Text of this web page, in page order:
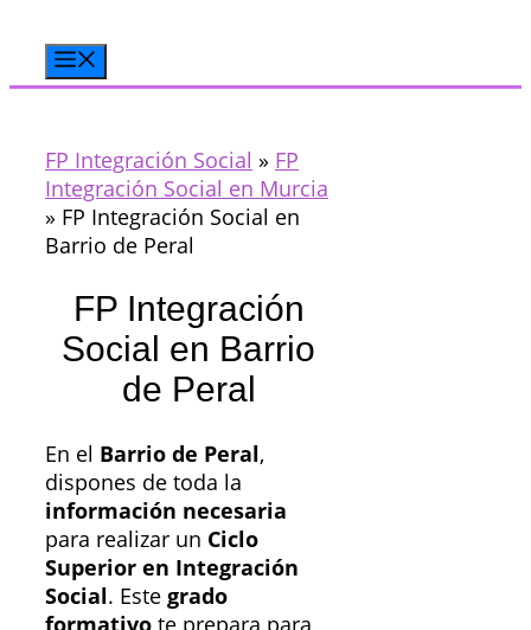
contenido
FP Integración Social » FP
Integración Social en Murcia
» FP Integración Social en
Barrio de Peral
FP Integración
Social en Barrio
de Peral
En el Barrio de Peral,
dispones de toda la
información necesaria
para realizar un Ciclo
Superior en Integración
Social. Este grado
formativo te prepara para